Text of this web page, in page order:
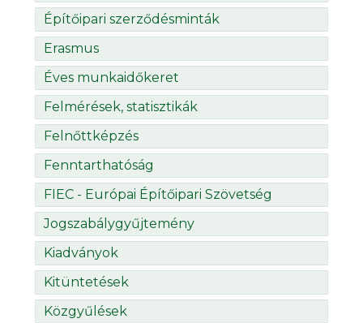
Építőipari szerződésminták
Erasmus
Éves munkaidőkeret
Felmérések, statisztikák
Felnőttképzés
Fenntarthatóság
FIEC - Európai Építőipari Szövetség
Jogszabálygyűjtemény
Kiadványok
Kitüntetések
Közgyűlések